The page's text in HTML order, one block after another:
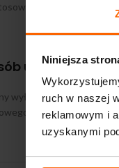
Niniejsza
ruch w naszej
reklamowym i
uzyskanymi
dwóch form
użycia:
wyłącznie przez
w postaci iniekcji.